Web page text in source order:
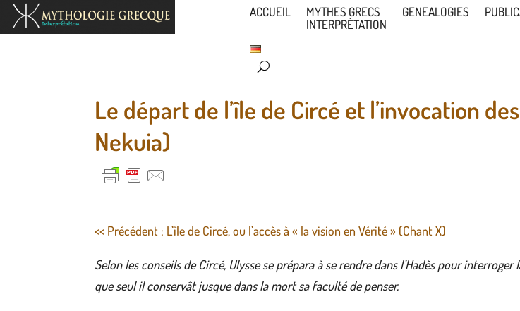
ACCUEIL
MYTHES GRECS
INTERPRÉTATION
GENEALOGIES
Le départ de l’île de Circé et l’invocation
Nekuia)
<< Précédent : L’île de Circé, ou l’accès à « la vision en Vérité » (Chant X)
Selon les conseils de Circé, Ulysse se prépara à se rendre dans l’Hadès pour
que seul il conservât jusque dans la mort sa faculté de penser.